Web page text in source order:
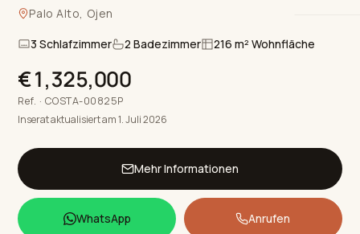
Palo Alto, Ojen
3 Schlafzimmer
2 Badezimmer 216 m² Wohnfläche
€1,325,000
Ref. · COSTA-00825P
Inserat aktualisiert am 1. Juli 2026
Mehr Informationen
WhatsApp Anrufen